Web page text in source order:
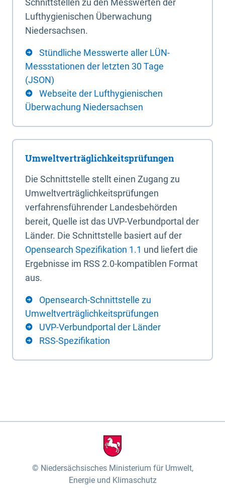
Schnittstellen zu den Messwerten der
Lufthygienischen Überwachung
Niedersachsen.
Stündliche Messwerte aller LÜN-
Messstationen der letzten 30 Tage
(JSON)
Webseite der Lufthygienischen
Überwachung Niedersachsen
Umweltverträglichkeitsprüfungen
Die Schnittstelle stellt einen Zugang zu
Umweltverträglichkeitsprüfungen
verfahrensführender Landesbehörden
bereit, Quelle ist das UVP-Verbundportal der
Länder. Die Schnittstelle basiert auf der
Opensearch Spezifikation 1.1 und liefert die
Ergebnisse im RSS 2.0-kompatiblen Format
aus.
Opensearch-Schnittstelle zu
Umweltverträglichkeitsprüfungen
UVP-Verbundportal der Länder
RSS-Spezifikation
Niedersächsisches Ministerium für Umwelt,
Energie und Klimaschutz